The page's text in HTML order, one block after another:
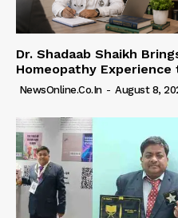
Dr. Shadaab Shaikh
Homeopathy
NewsOnline.co.in - August 8,